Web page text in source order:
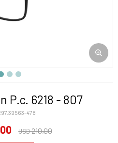
P.c. 6218 - 807
478
USD210,00